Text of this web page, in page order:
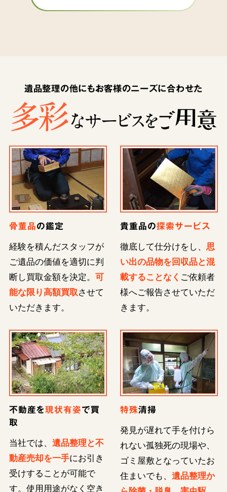
遺品整理の他にもお客様のニーズに合わせた
骨董品の鑑定
経験を積んだスタッフが
ご遺品の価値を適切に判
断し買取金額を決定。 可
能な限り高額買取させて
いただきます。
貴重品の探索サービス
徹底して仕分けをし、 思
い出の品物を回収品と混
載することなく ご依頼者
様へご報告させていただ
きます。
不動産を現状有姿で買
取
当社では、 遺品整理と不
動産売却を一手にお引き
受けすることが可能で
す。使用用途がなく空き
特殊清掃
発見が遅れて手を付けら
れない孤独死の現場や、
ゴミ屋敷となっていたお
住まいでも、 遺品整理か